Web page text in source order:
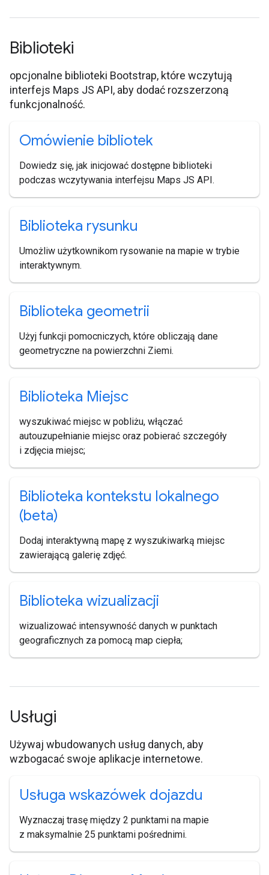
Biblioteki
opcjonalne biblioteki Bootstrap, które wczytują
interfejs Maps JS API, aby dodać rozszerzoną
funkcjonalność.
Omówienie bibliotek
Dowiedz się, jak inicjować dostępne biblioteki
podczas wczytywania interfejsu Maps JS API.
Biblioteka rysunku
Umożliw użytkownikom rysowanie na mapie w trybie
interaktywnym.
Biblioteka geometrii
Użyj funkcji pomocniczych, które obliczają dane
geometryczne na powierzchni Ziemi.
Biblioteka Miejsc
wyszukiwać miejsc w pobliżu, włączać
autouzupełnianie miejsc oraz pobierać szczegóły
i zdjęcia miejsc;
Biblioteka kontekstu lokalnego
(beta)
Dodaj interaktywną mapę z wyszukiwarką miejsc
zawierającą galerię zdjęć.
Biblioteka wizualizacji
wizualizować intensywność danych w punktach
geograficznych za pomocą map ciepła;
Usługi
Używaj wbudowanych usług danych, aby
wzbogacać swoje aplikacje internetowe.
Usługa wskazówek dojazdu
Wyznaczaj trasę między 2 punktami na mapie
z maksymalnie 25 punktami pośrednimi.